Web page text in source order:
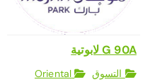
G 90A لابوتية
التسوق
Oriental